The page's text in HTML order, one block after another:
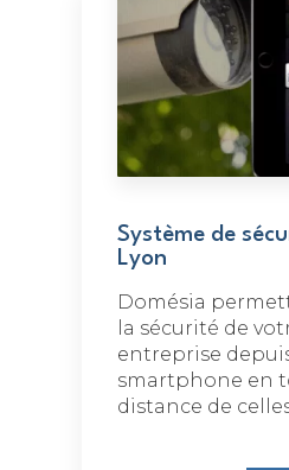
Système de
Lyon
Domésia
la sécurité de
entreprise
smartphone en
distance de celles-